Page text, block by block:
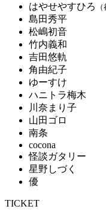
はやせやすひろ
島田秀平
松嶋初音
竹内義和
吉田悠軌
角由紀子
ゆーすけ
ハニトラ梅木
川奈まり子
山田ゴロ
南条
cocona
怪談ガタリー
星野しづく
優
TICKET